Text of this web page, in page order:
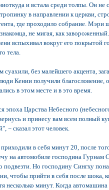
и встала среди толпы. Он не
в направлении к церкви,
где проходило собрание. Мэри
не мигая, как
вспыхивал вокруг его покрытой
тела.
суахили, без малейшего акцента,
Кении получили благословение,
в этом месте и в это время.
эпоха Царства Небесного
и принесу вам всем полный
− сказал этот человек.
в себя минут 20, после
на автомобиле господина Гурнам
подвезти. Но господину Сингху
чтобы прийти в себя после шока,
несколько минут. Когда